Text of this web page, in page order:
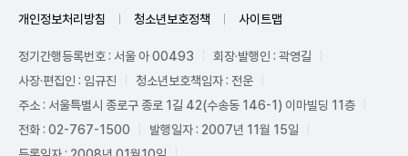
개인정보처리방침 청소년보호정책 사이트맵
정기간행등록번호 : 서울 아 00493
회장·발행인 : 곽영길
사장·편집인 : 임규진
청소년보호책임자 : 전운
주소 : 서울특별시 종로구 종로 1길 42(수송동 146-1) 이마빌딩 11층
전화 : 02-767-1500
발행일자 : 2007년 11월 15일